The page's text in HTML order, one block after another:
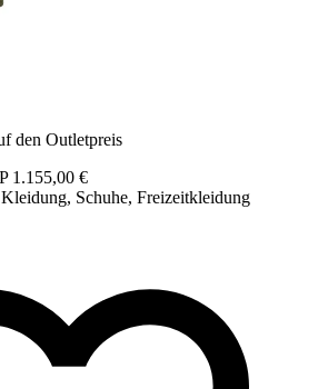
den Outletpreis
1.155,00 €
Schuhe, Freizeitkleidung